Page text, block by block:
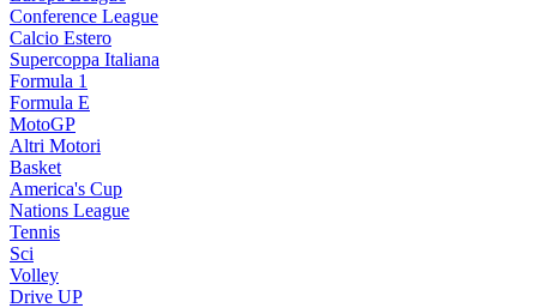
Conference League
Calcio Estero
Supercoppa Italiana
Formula 1
Formula E
MotoGP
Altri Motori
Basket
America's Cup
Nations League
Tennis
Sci
Volley
Drive UP